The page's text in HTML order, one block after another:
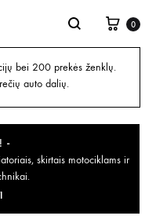
0
bei 200 prekės ženklų.
auto dalių.
skirtais motociklams ir